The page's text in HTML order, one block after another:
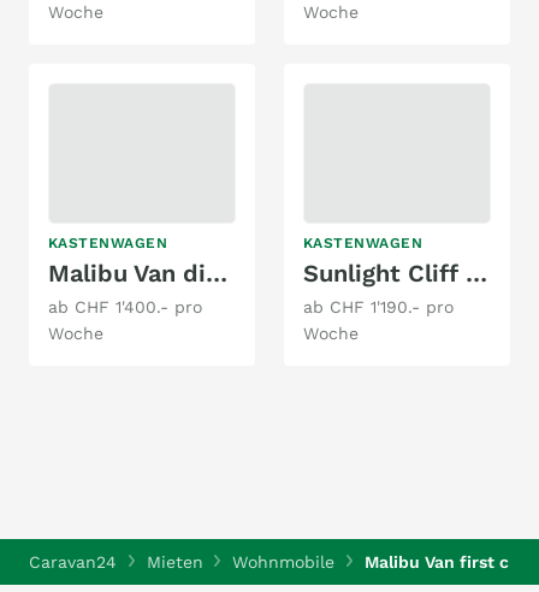
Woche
Woche
KASTENWAGEN
Malibu Van diversity 640 LE K coupé Aufstelldach
ab CHF 1'400.- pro
Woche
KASTENWAGEN
Sunlight Cliff 590 4x4 Green Trek Ford
ab CHF 1'190.- pro
Woche
Caravan24 Mieten Wohnmobile Malibu Van first